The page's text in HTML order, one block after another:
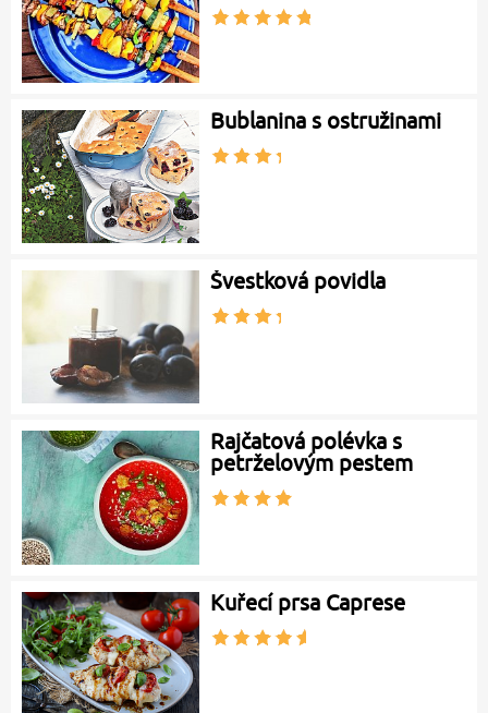
Bublanina s ostružinami
Švestková povidla
Rajčatová polévka s
petrželovým pestem
Kuřecí prsa Caprese